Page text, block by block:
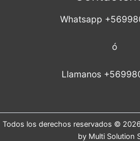
Whatsapp
ó
Llamanos
Todos los derechos reservados ©
by Multi Solution